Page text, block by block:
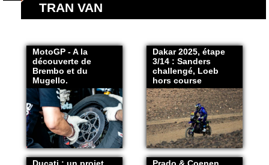
TRAN VAN
MotoGP - A la
découverte de
Brembo et du
Mugello.
Dakar 2025, étape
3/14 : Sanders
challengé, Loeb
hors course